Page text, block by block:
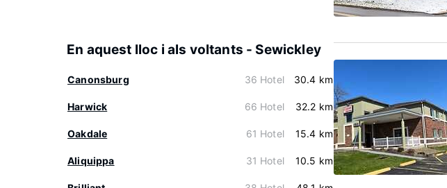
En aquest lloc i als voltants - Sewickley
Canonsburg 36 Hotel 30.4 km
Harwick 66 Hotel 32.2 km
Oakdale 61 Hotel 15.4 km
Aliquippa 31 Hotel 10.5 km